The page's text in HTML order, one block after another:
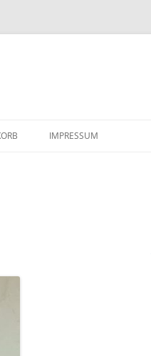
IMPRESSUM